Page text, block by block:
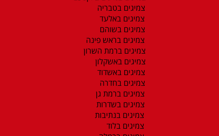
צמיגים בטבריה
צמיגים באלעד
צמיגים בשוהם
צמיגים בראש פינה
צמיגים ברמת השרון
צמיגים באשקלון
צמיגים באשדוד
צמיגים בחדרה
צמיגים ברמת גן
צמיגים בשדרות
צמיגים בנתיבות
צמיגים בלוד